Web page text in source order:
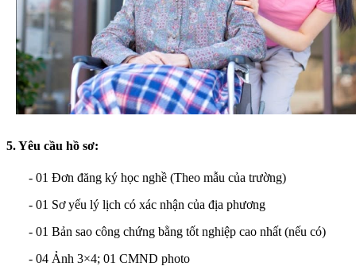
5. Yêu cầu hồ sơ:
- 01 Đơn đăng ký học nghề (Theo mẫu của trường)
- 01 Sơ yếu lý lịch có xác nhận của địa phương
- 01 Bản sao công chứng bằng tốt nghiệp cao nhất (nếu có)
- 04 Ảnh 3×4; 01 CMND photo